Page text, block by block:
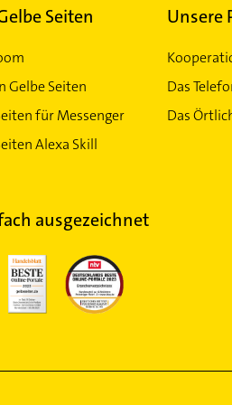
Seiten
Gelbe Seiten
für Messenger
Alexa Skill
Unsere
Das
Das
ausgezeichnet